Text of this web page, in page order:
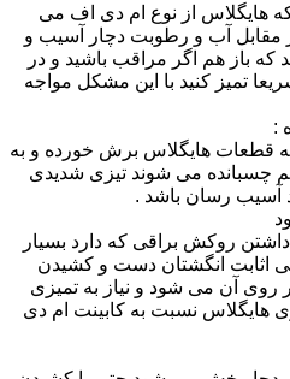
هایگلاس از نوع ام دی اف می
مقابل آب و رطوبت دچار آسیب و
باز هم اگر مراقب باشید و در
تمیز کنید با این مشکل مواجه
:
قطعات هایگلاس برش خورده و به
چسبانده می شوند تیزی شدیدی
آسیب رسان باشد .
روکش براقی که دارد بسیار
اثابت انگشتان دست و کشیدن
روی آن می شود و نیاز به تمیزی
هایگلاس نسبت به کابینت ام دی